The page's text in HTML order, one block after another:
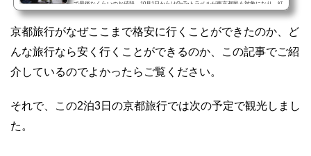
で最後なくらいのお値段。10月1日からはGoToトラベルが東京都民も対象になり、紅
葉の季節と相まって京都旅行を考えている人も多いはず。そこで、GoToトラベルを
使って京都旅行がどのくらい安く行くことができたのか、ご紹介したいと思いま
す。GoToトラベルで2泊3日の京都旅行が2.7万円と格安！京...
京都旅行がなぜここまで格安に行くことができたのか、ど
んな旅行なら安く行くことができるのか、この記事でご紹
介しているのでよかったらご覧ください。
それで、この2泊3日の京都旅行では次の予定で観光しまし
た。